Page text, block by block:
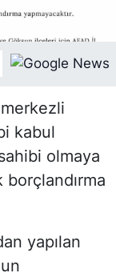
kabul
olmaya
borçlandırma
yapılan